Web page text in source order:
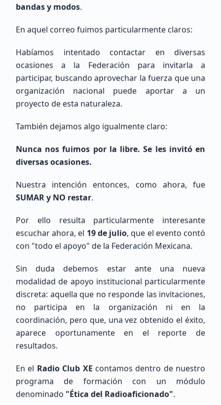
Principiante (SWL / Aspirante)
Sin Indicativo
Principiante (SWL / Aspirante)
México, Estado de México, Naucalpan de Juárez
Rosas
Sin Indicativo
Principiante (SWL / Aspirante)
México, CDMX, Ciudad de México
bandas y modos.
En aquel correo fuimos particularmente claros:
Habíamos intentado contactar en diversas
ocasiones a la Federación para invitarla a
participar, buscando aprovechar la fuerza que una
organización nacional puede aportar a un
proyecto de esta naturaleza.
También dejamos algo igualmente claro:
Nunca nos fuimos por la libre. Se les invitó en
diversas ocasiones.
Nuestra intención entonces, como ahora, fue
SUMAR y NO restar.
Por ello resulta particularmente interesante
escuchar ahora, el 19 de julio, que el evento contó
con "todo el apoyo" de la Federación Mexicana.
Sin duda debemos estar ante una nueva
modalidad de apoyo institucional particularmente
discreta: aquella que no responde las invitaciones,
no participa en la organización ni en la
coordinación, pero que, una vez obtenido el éxito,
aparece oportunamente en el reporte de
resultados.
En el Radio Club XE contamos dentro de nuestro
programa de formación con un módulo
denominado "Ética del Radioaficionado".